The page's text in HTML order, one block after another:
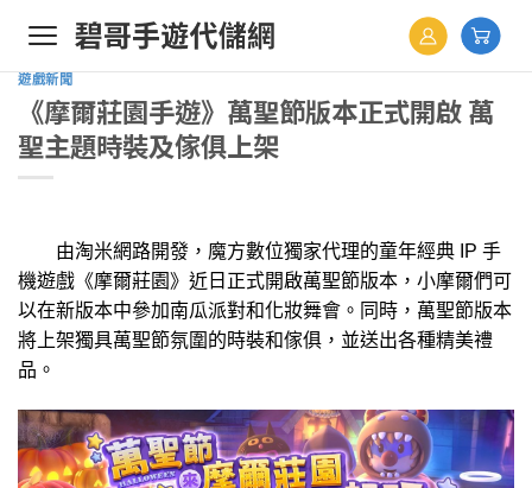
content
遊戲新聞
《摩爾莊園手遊》萬聖節版本正式開啟 萬
聖主題時裝及傢俱上架
由淘米網路開發，魔方數位獨家代理的童年經典 IP 手
機遊戲《摩爾莊園》近日正式開啟萬聖節版本，小摩爾們可
以在新版本中參加南瓜派對和化妝舞會。同時，萬聖節版本
將上架獨具萬聖節氛圍的時裝和傢俱，並送出各種精美禮
品。